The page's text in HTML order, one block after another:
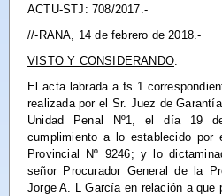
ACTU-STJ: 708/2017.-
//-RANA, 14 de febrero de 2018.-
VISTO Y CONSIDERANDO:
El acta labrada a fs.1
realizada por el Sr. Juez de
Unidad Penal Nº1, el día 19
cumplimiento a lo establecido
Provincial Nº 9246; y lo
señor Procurador General de la
Jorge A. L García en relación a que